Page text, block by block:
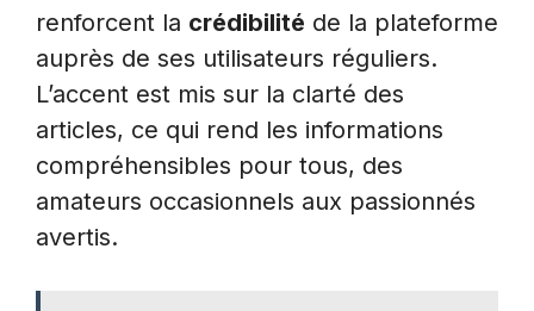
renforcent la crédibilité de la plateforme
auprès de ses utilisateurs réguliers.
L’accent est mis sur la clarté des
articles, ce qui rend les informations
compréhensibles pour tous, des
amateurs occasionnels aux passionnés
avertis.